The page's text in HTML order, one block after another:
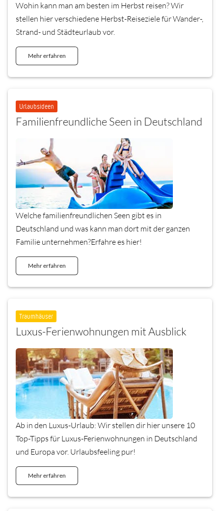
Wohin kann man am besten im Herbst reisen? Wir
stellen hier verschiedene Herbst-Reiseziele für Wander-,
Strand- und Städteurlaub vor.
Mehr erfahren
Urlaubsideen
Familienfreundliche Seen in Deutschland
Welche familienfreundlichen Seen gibt es in
Deutschland und was kann man dort mit der ganzen
Familie unternehmen?Erfahre es hier!
Mehr erfahren
Traumhäuser
Luxus-Ferienwohnungen mit Ausblick
Ab in den Luxus-Urlaub: Wir stellen dir hier unsere 10
Top-Tipps für Luxus-Ferienwohnungen in Deutschland
und Europa vor. Urlaubsfeeling pur!
Mehr erfahren